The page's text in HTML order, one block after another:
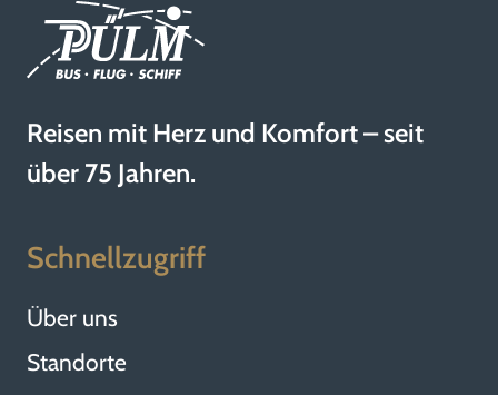
Reisen mit Herz und Komfort – seit
über 75 Jahren.
Schnellzugriff
Über uns
Standorte